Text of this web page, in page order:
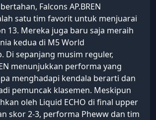
Falcons AP.BREN
satu tim favorit untuk menjuarai
13. Mereka juga baru saja meraih
kedua di M5 World
Di sepanjang musim reguler,
menunjukkan performa yang
menghadapi kendala berarti dan
pemuncak klasemen. Meskipun
oleh Liquid ECHO di final upper
skor 2-3, performa Pheww dan tim